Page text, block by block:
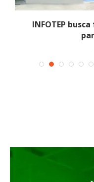
INFOTEP